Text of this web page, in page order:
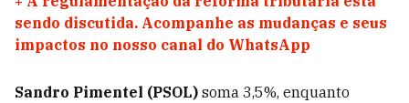
sendo discutida. Acompanhe as mudanças e seus
impactos no nosso canal do WhatsApp
Sandro Pimentel (PSOL) soma 3,5%, enquanto